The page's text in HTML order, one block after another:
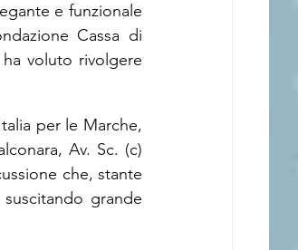
e funzionale
Cassa di
voluto rivolgere
per le Marche,
Av. Sc. (c)
che, stante
grande